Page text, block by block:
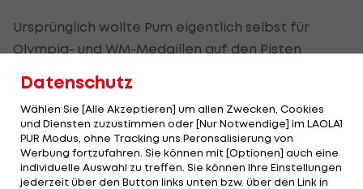
Ursprünglich wollte Pum eigentlich selbst für
Olympia- und WM-Medaillen auf den Pisten
Trainingsmöglichkeiten blieb dieses Vorhaben
jedoch nur ein Traum. Stattdessen konzentrierte
sich Pum auf die Ausbildung zum diplomierten
Sportlehrer sowie zum staatlich geprüften
Skilehrer und Fußball-Trainer. 1977 begann
Datenschutz
Wählen Sie [Alle Akzeptieren] um allen Zwecken, Cookies
und Diensten zuzustimmen oder [Nur Notwendige] im LAOLA1
PUR Modus, ohne Tracking uns Peronsalisierung von
Werbung fortzufahren. Sie können mit [Optionen] auch eine
individuelle Auswahl zu treffen. Sie können Ihre Einstellungen
jederzeit über den Button links unten bzw. über den Link in